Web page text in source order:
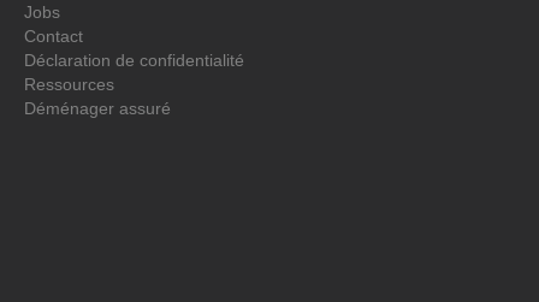
Jobs
Contact
Déclaration de confidentialité
Ressources
Déménager assuré